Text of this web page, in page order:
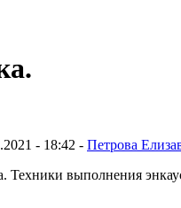
- 18:42 - Петрова
Техники выполнения